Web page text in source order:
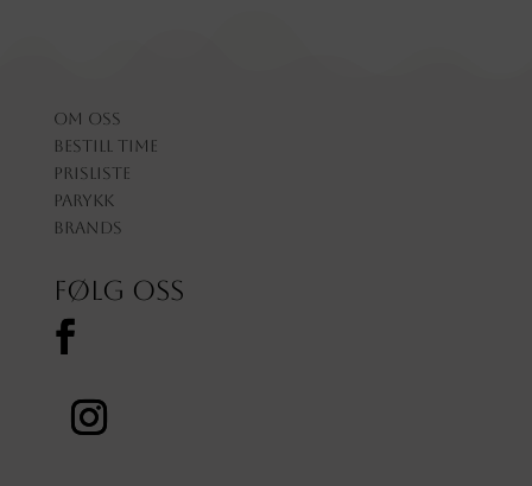
Om oss
Bestill time
Prisliste
Parykk
Brands
Følg oss